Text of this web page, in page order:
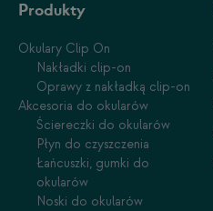
Produkty
Okulary Clip On
Nakładki clip-on
Oprawy z nakładką clip-on
Akcesoria do okularów
Ściereczki do okularów
Płyn do czyszczenia
Łańcuszki, gumki do
okularów
Noski do okularów